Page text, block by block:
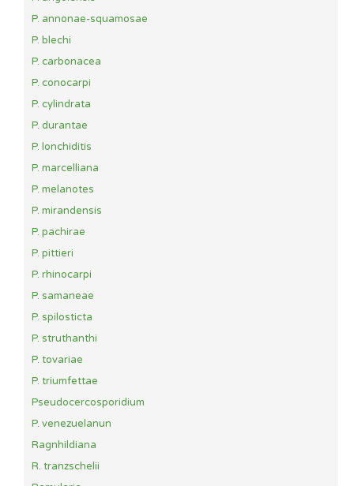
P. annonae-squamosae
P. blechi
P. carbonacea
P. conocarpi
P. cylindrata
P. durantae
P. lonchiditis
P. marcelliana
P. melanotes
P. mirandensis
P. pachirae
P. pittieri
P. rhinocarpi
P. samaneae
P. spilosticta
P. struthanthi
P. tovariae
P. triumfettae
Pseudocercosporidium
P. venezuelanun
Ragnhildiana
R. tranzschelii